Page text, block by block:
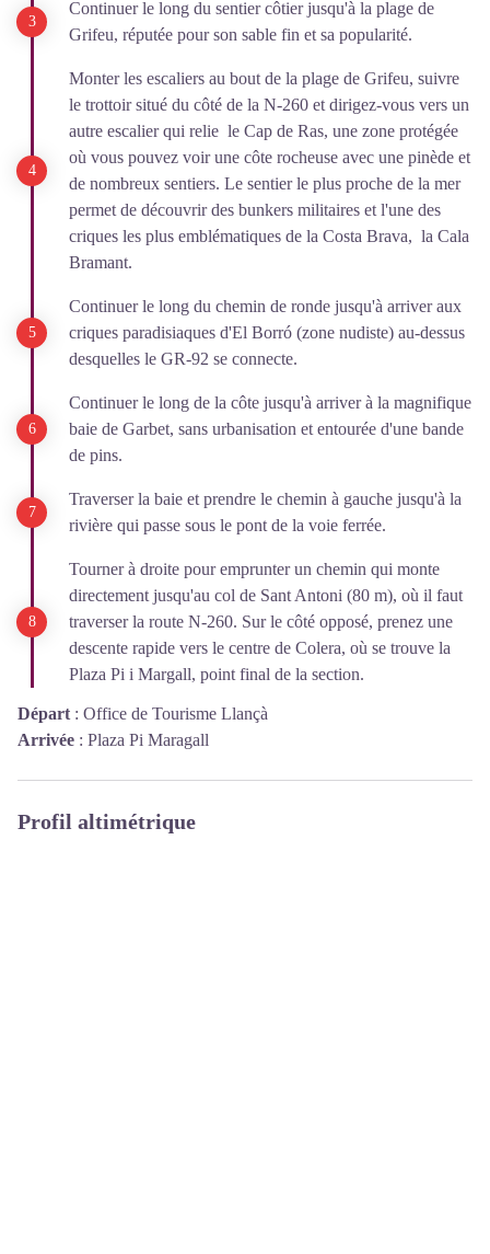
Continuer le long du sentier côtier jusqu'à la plage de
Grifeu, réputée pour son sable fin et sa popularité.
Monter les escaliers au bout de la plage de Grifeu, suivre
le trottoir situé du côté de la N-260 et dirigez-vous vers un
autre escalier qui relie le Cap de Ras, une zone protégée
où vous pouvez voir une côte rocheuse avec une pinède et
de nombreux sentiers. Le sentier le plus proche de la mer
permet de découvrir des bunkers militaires et l'une des
criques les plus emblématiques de la Costa Brava, la Cala
Bramant.
Continuer le long du chemin de ronde jusqu'à arriver aux
criques paradisiaques d'El Borró (zone nudiste) au-dessus
desquelles le GR-92 se connecte.
Continuer le long de la côte jusqu'à arriver à la magnifique
baie de Garbet, sans urbanisation et entourée d'une bande
de pins.
Traverser la baie et prendre le chemin à gauche jusqu'à la
rivière qui passe sous le pont de la voie ferrée.
Tourner à droite pour emprunter un chemin qui monte
directement jusqu'au col de Sant Antoni (80 m), où il faut
traverser la route N-260. Sur le côté opposé, prenez une
descente rapide vers le centre de Colera, où se trouve la
Plaza Pi i Margall, point final de la section.
Départ : Office de Tourisme Llançà
Arrivée : Plaza Pi Maragall
Profil altimétrique